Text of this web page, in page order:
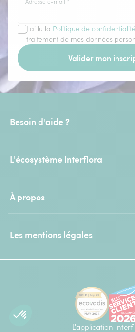
Adresse e-mail *
J'ai lu la Politique de confidentialité
traitement de mes données
Valider mon
Besoin d'aide ?
L'écosystème Interflora
À propos
Les mentions légales
L'application